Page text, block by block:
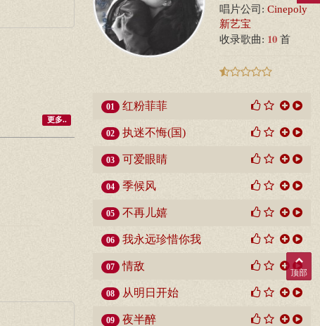
更多..
唱片公司: Cinepoly
新艺宝
收录歌曲: 10 首
01 红粉菲菲
02 执迷不悔(国)
03 可爱眼睛
04 季候风
05 不再儿嬉
06 我永远珍惜你我
07 情敌
08 从明日开始
09 夜半醉
顶部